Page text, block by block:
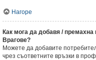
Нагоре
Как мога да добавя /
Врагове?
Можете да добавите
чрез съответните връзки в